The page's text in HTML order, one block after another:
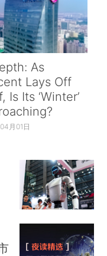
As
Lays Off
Is Its ‘Winter’
月01日